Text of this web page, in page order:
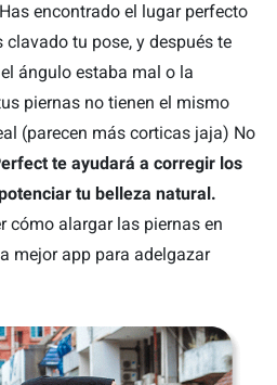
encontrado el lugar perfecto
tu pose, y después te
ángulo estaba mal o la
piernas no tienen el mismo
(parecen más corticas jaja) No
te ayudará a corregir los
tu belleza natural.
cómo alargar las piernas en
mejor app para adelgazar